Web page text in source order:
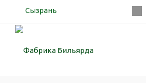
Сызрань